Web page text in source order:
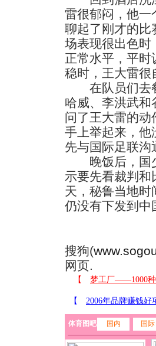
雷很郁闷，他一
聊起了刚才的比
场表现很出色时
正常水平，平时
稳时，王大雷很
在队员们去餐
哈威、李洪武
问了王大雷的动
手上举起来，他
先与国际足联沟
晚饭后，国少
示要先看裁判
天，秘鲁当地
仍没有下发到中
搜狗(
网页.
体育图吧 国内 国际